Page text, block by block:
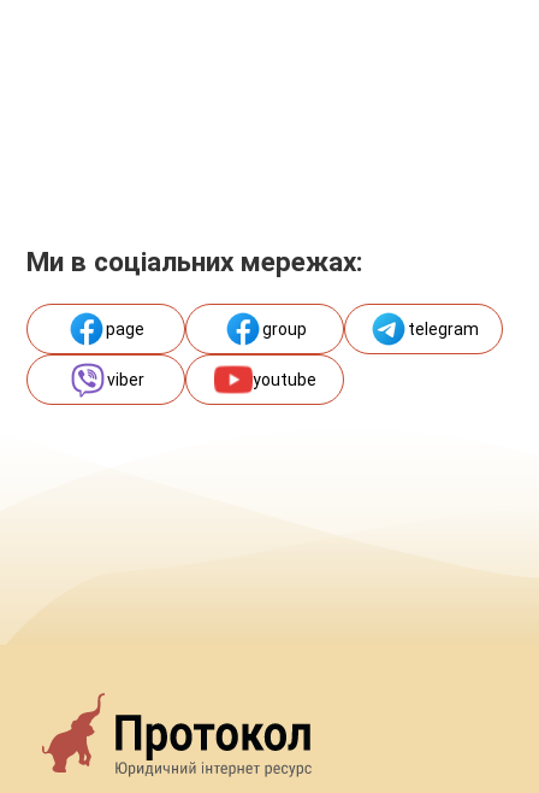
Ми в соціальних мережах:
page group telegram
viber youtube